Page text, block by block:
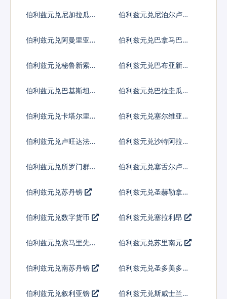
伯利兹元兑尼加拉瓜科
伯利兹元兑尼泊尔卢比
伯利兹元兑阿曼里亚尔
伯利兹元兑巴拿马巴波
伯利兹元兑秘鲁新索尔
伯利兹元兑巴布亚新几
伯利兹元兑巴基斯坦卢
伯利兹元兑巴拉圭瓜拉
伯利兹元兑卡塔尔里亚
伯利兹元兑塞尔维亚第
伯利兹元兑卢旺达法郎 伯利兹元兑沙特阿拉伯
伯利兹元兑所罗门群岛
伯利兹元兑塞舌尔卢比
伯利兹元兑苏丹镑 伯利兹元兑圣赫勒拿镑
伯利兹元兑数字货币 伯利兹元兑塞拉利昂
伯利兹元兑索马里先令 伯利兹元兑苏里南元
伯利兹元兑南苏丹镑
伯利兹元兑圣多美多布
伯利兹元兑叙利亚镑
伯利兹元兑斯威士兰里